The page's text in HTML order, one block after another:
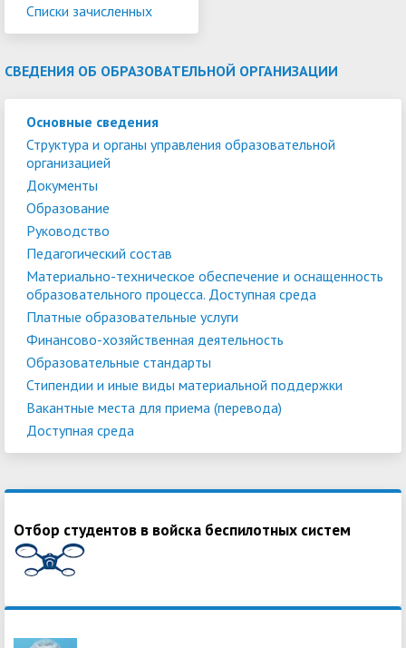
Списки зачисленных
СВЕДЕНИЯ ОБ ОБРАЗОВАТЕЛЬНОЙ ОРГАНИЗАЦИИ
Основные сведения
Структура и органы управления образовательной
организацией
Документы
Образование
Руководство
Педагогический состав
Материально-техническое обеспечение и оснащенность
образовательного процесса. Доступная среда
Платные образовательные услуги
Финансово-хозяйственная деятельность
Образовательные стандарты
Стипендии и иные виды материальной поддержки
Вакантные места для приема (перевода)
Доступная среда
Отбор студентов в войска беспилотных систем